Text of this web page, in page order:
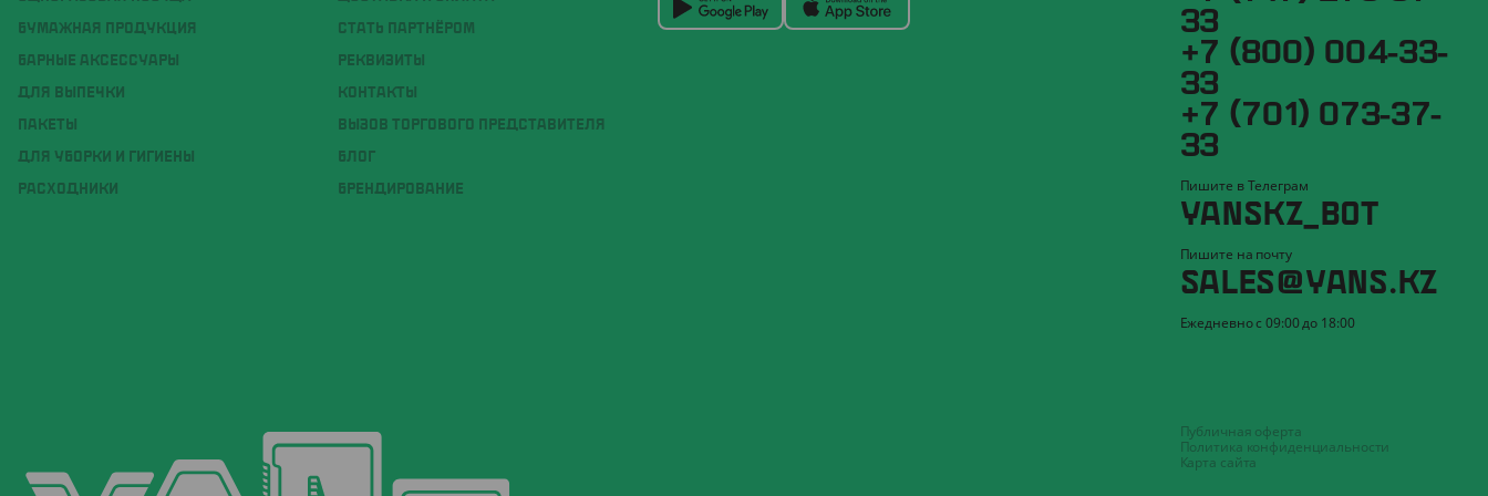
БУМАЖНАЯ ПРОДУКЦИЯ
БАРНЫЕ АКСЕССУАРЫ
ДЛЯ ВЫПЕЧКИ
ПАКЕТЫ
ДЛЯ УБОРКИ И ГИГИЕНЫ
РАСХОДНИКИ
СТАТЬ ПАРТНЁРОМ
РЕКВИЗИТЫ
КОНТАКТЫ
ВЫЗОВ ТОРГОВОГО ПРЕДСТАВИТЕЛЯ
БЛОГ
БРЕНДИРОВАНИЕ
33
+7 (800) 004-33-
33
+7 (701) 073-37-
33
Пишите в Телеграм
YANSKZ_BOT
Пишите на почту
SALES@YANS.KZ
Ежедневно с 09:00 до 18:00
Публичная оферта
Политика конфиденциальности
Карта сайта